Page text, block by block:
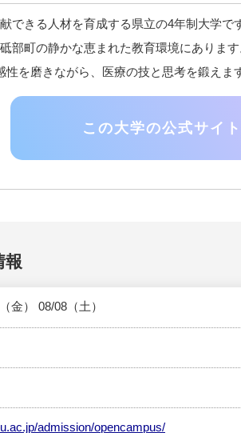
できる人材を育成する県立の4年制大学で
部町の静かな恵まれた教育環境にあります
を磨きながら、医療の技と思考を鍛えま
この大学の公式サイ
報
金） 08/08（土）
admission/opencampus/